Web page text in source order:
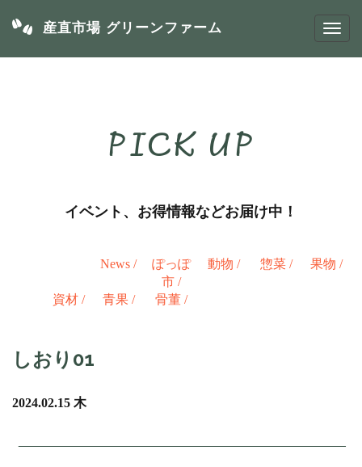
産直市場 グリーンファーム
PICK UP
イベント、お得情報などお届け中！
News /
ぽっぽ
市 /
動物 / 惣菜 / 果物 /
資材 / 青果 / 骨董 /
しおり01
2024.02.15 木